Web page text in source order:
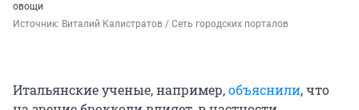
овощи
Источник: Виталий Калистратов / Сеть городских порталов
Итальянские ученые, например,объяснили, что